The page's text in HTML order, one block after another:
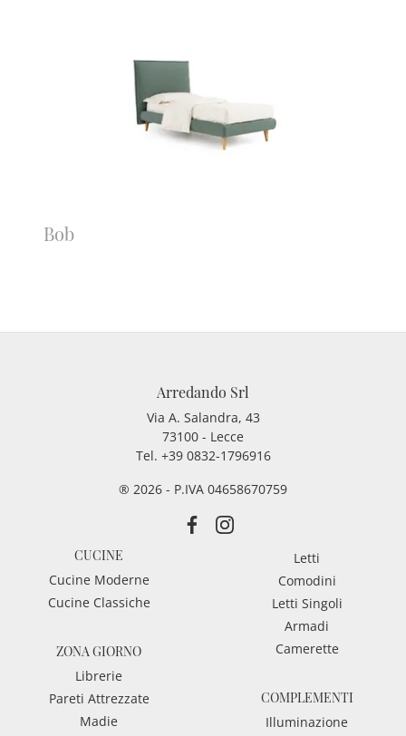
Bob
Arredando Srl
Via A. Salandra, 43
73100 - Lecce
Tel. +39 0832-1796916
® 2026 - P.IVA 04658670759
CUCINE
Cucine Moderne
Cucine Classiche
ZONA GIORNO
Librerie
Pareti Attrezzate
Madie
Letti
Comodini
Letti Singoli
Armadi
Camerette
COMPLEMENTI
Illuminazione